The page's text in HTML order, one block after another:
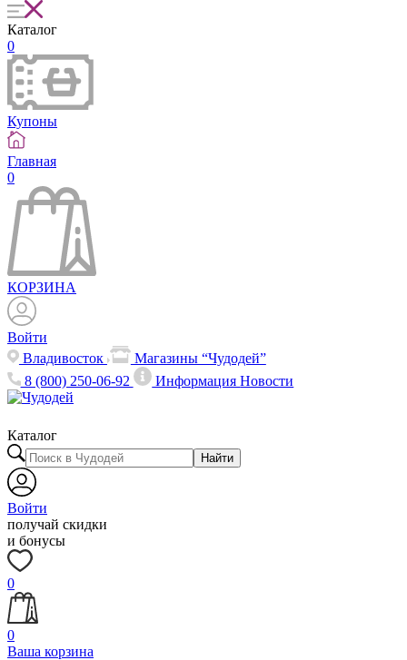
Каталог
0
Купоны
Главная
0
КОРЗИНА
Войти
Владивосток
Магазины “Чудодей”
8 (800) 250-06-92
ИнформацияНовости
Каталог
Найти
Войти
получай скидки
и бонусы
0
0
Ваша корзина